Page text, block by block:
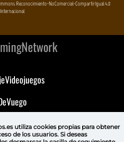
Reconocimiento-NoComercial-CompartirIgual 4.0
Internacional
GAL
utiliza cookies propiaspara obtener
de los usuarios. Si deseas